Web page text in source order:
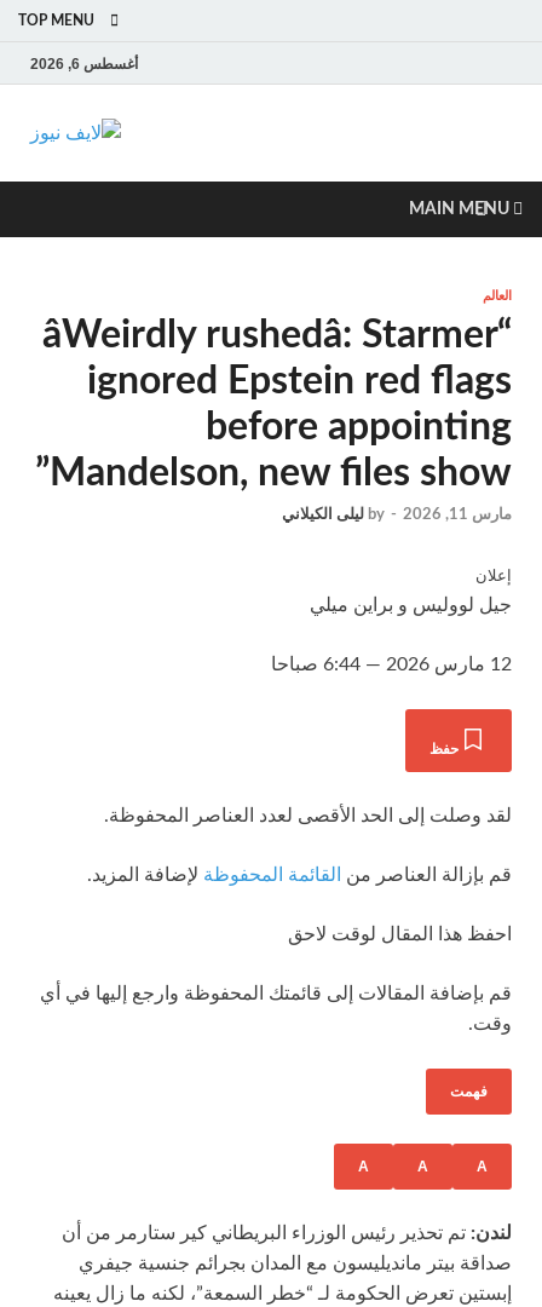
TOP MENU
أغسطس 6, 2026
لايف
نيوز
لحظة بلحظة من
MAIN MENU
العالم
“âWeirdly rushedâ: Starmer
ignored Epstein red flags
before appointing
Mandelson, new files show”
مارس 11, 2026 -
by ليلى الكيلاني
إعلان
جيل لووليس و براين ميلي
12 مارس 2026 — 6:44 صباحا
حفظ
لقد وصلت إلى الحد الأقصى لعدد العناصر المحفوظة.
قم بإزالة العناصر من القائمة المحفوظة لإضافة المزيد.
احفظ هذا المقال لوقت لاحق
قم بإضافة المقالات إلى قائمتك المحفوظة وارجع إليها في أي
وقت.
فهمت
A
A
A
لندن: تم تحذير رئيس الوزراء البريطاني كير ستارمر من أن
صداقة بيتر مانديليسون مع المدان بجرائم جنسية جيفري
إبستين تعرض الحكومة لـ “خطر السمعة”، لكنه ما زال يعينه